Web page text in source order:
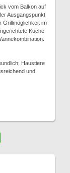
vom Balkon auf
Ausgangspunkt
Grillmöglichkeit im
Küche
Haustiere
und